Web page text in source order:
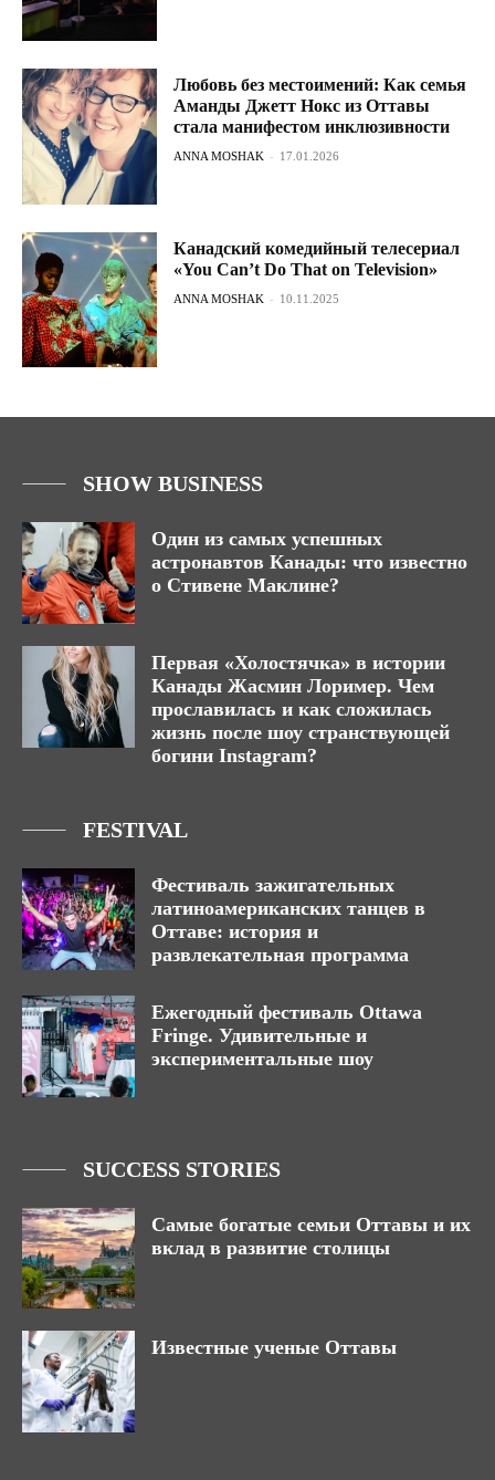
Любовь без местоимений: Как семья
Аманды Джетт Нокс из Оттавы
стала манифестом инклюзивности
ANNA MOSHAK - 17.01.2026
Канадский комедийный телесериал
«You Can’t Do That on Television»
ANNA MOSHAK - 10.11.2025
SHOW BUSINESS
Один из самых успешных
астронавтов Канады: что известно
о Стивене Маклине?
Первая «Холостячка» в истории
Канады Жасмин Лоример. Чем
прославилась и как сложилась
жизнь после шоу странствующей
богини Instagram?
FESTIVAL
Фестиваль зажигательных
латиноамериканских танцев в
Оттаве: история и
развлекательная программа
Ежегодный фестиваль Ottawa
Fringe. Удивительные и
экспериментальные шоу
SUCCESS STORIES
Самые богатые семьи Оттавы и их
вклад в развитие столицы
Известные ученые Оттавы